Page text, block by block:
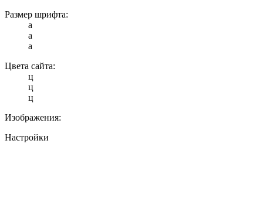
Размер шрифта:
a
a
a
Цвета сайта:
ц
ц
ц
Изображения:
Настройки